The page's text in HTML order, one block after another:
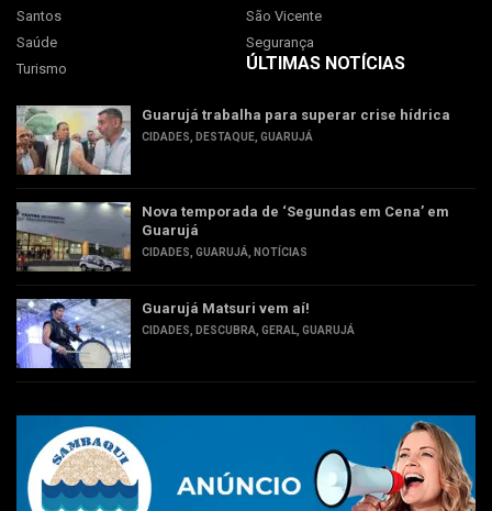
Santos
São Vicente
Saúde
Segurança
Turismo
ÚLTIMAS NOTÍCIAS
Guarujá trabalha para superar crise hídrica
CIDADES DESTAQUE GUARUJÁ
Nova temporada de ‘Segundas em Cena’ em
Guarujá
CIDADES GUARUJÁ NOTÍCIAS
Guarujá Matsuri vem aí!
CIDADES DESCUBRA GERAL GUARUJÁ